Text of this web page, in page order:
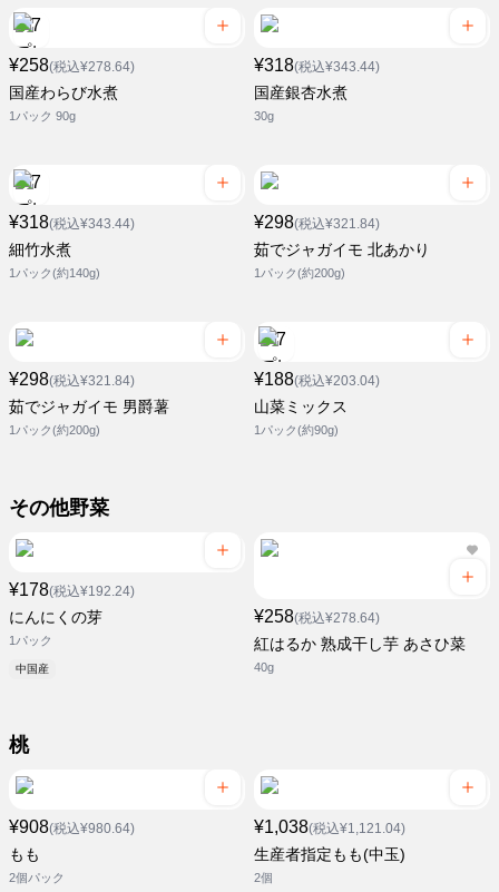
¥258(税込¥278.64)
国産わらび水煮
1パック 90g
¥318(税込¥343.44)
国産銀杏水煮
30g
¥318(税込¥343.44)
細竹水煮
1パック(約140g)
¥298(税込¥321.84)
茹でジャガイモ 北あかり
1パック(約200g)
¥298(税込¥321.84)
茹でジャガイモ 男爵薯
1パック(約200g)
¥188(税込¥203.04)
山菜ミックス
1パック(約90g)
その他野菜
¥178(税込¥192.24)
にんにくの芽
1パック
中国産
¥258(税込¥278.64)
紅はるか 熟成干し芋 あさひ菜
40g
桃
¥908(税込¥980.64)
もも
2個パック
¥1,038(税込¥1,121.04)
生産者指定もも(中玉)
2個